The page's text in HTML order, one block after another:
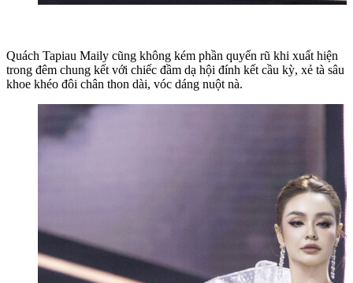
Quách Tapiau Maily cũng không kém phần quyến rũ khi xuất hiện
trong đêm chung kết với chiếc đầm dạ hội đính kết cầu kỳ, xẻ tà sâu
khoe khéo đôi chân thon dài, vóc dáng nuột nà.